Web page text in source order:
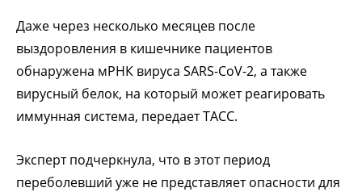
Даже через несколько месяцев после
выздоровления в кишечнике пациентов
обнаружена мРНК вируса SARS-CoV-2, а также
вирусный белок, на который может реагировать
иммунная система, передает ТАСС.
Эксперт подчеркнула, что в этот период
переболевший уже не представляет опасности для